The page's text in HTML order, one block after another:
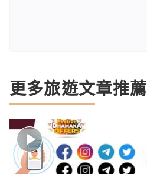
更多旅遊文章推薦